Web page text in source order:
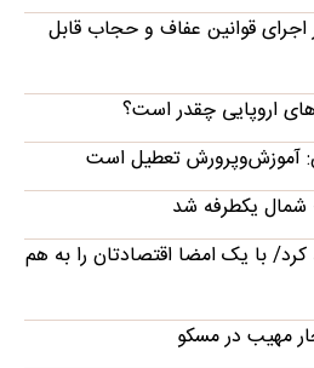
اجرای قوانین عفاف و حجاب قابل
اروپایی چقدر است؟
آموزش‌وپرورش تعطیل است
شمال یکطرفه شد
با یک امضا اقتصادتان را به هم
مهیب در مسکو